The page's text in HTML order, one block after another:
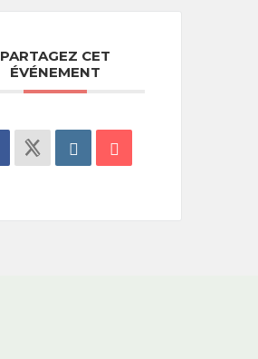
PARTAGEZ CET
ÉVÉNEMENT